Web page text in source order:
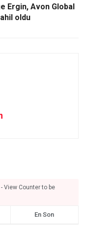
Ergin, Avon Global
oldu
View Counter to be
En Son